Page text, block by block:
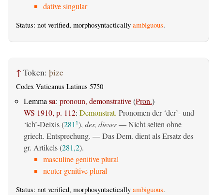
dative singular
Status: not verified, morphosyntactically ambiguous.
↑ Token: þize
Codex Vaticanus Latinus 5750
Lemma sa: pronoun, demonstrative(Pron.)
WS 1910, p. 112: Demonstrat. Pronomen der ‘der’- und
‘ich’-Deixis (281 1), der, dieser— Nicht selten ohne
griech. Entsprechung. — Das Dem. dient als Ersatz des
gr. Artikels (281,2).
masculine genitive plural
neuter genitive plural
Status: not verified, morphosyntactically ambiguous.